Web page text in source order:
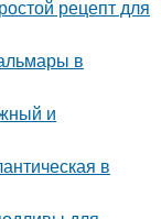
рецепт для
в
и
в